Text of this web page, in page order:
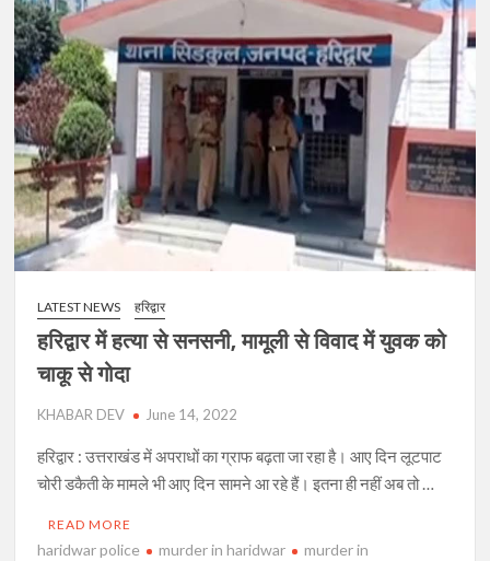
LATEST NEWS हरिद्वार
हरिद्वार में हत्या से सनसनी, मामूली से विवाद में युवक को
चाकू से गोदा
KHABAR DEV June 14, 2022
हरिद्वार : उत्तराखंड में अपराधों का ग्राफ बढ़ता जा रहा है। आए दिन लूटपाट
चोरी डकैती के मामले भी आए दिन सामने आ रहे हैं। इतना ही नहीं अब तो …
READ MORE
haridwar police murder in haridwar
murder in